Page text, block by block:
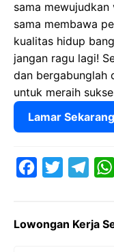
sama
sama membawa
kualitas hidup
jangan ragu lagi!
dan bergabunglah
untuk meraih
Lamar Sekarang
e
t
e
Lowongan Kerja